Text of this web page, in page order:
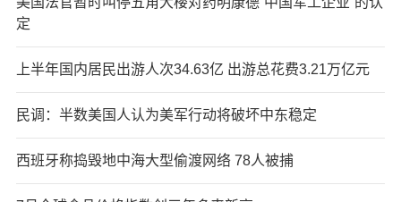
定
上半年国内居民出游人次34.63亿 出游总花费3.21万亿元
民调：半数美国人认为美军行动将破坏中东稳定
西班牙称捣毁地中海大型偷渡网络 78人被捕